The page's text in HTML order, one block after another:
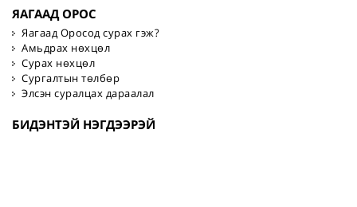
ЯАГААД ОРОС
Яагаад Оросод сурах гэж?
Амьдрах нөхцөл
Сурах нөхцөл
Сургалтын төлбөр
Элсэн суралцах дараалал
БИДЭНТЭЙ НЭГДЭЭРЭЙ